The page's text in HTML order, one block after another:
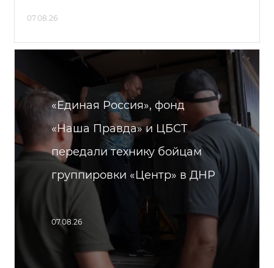
07.08.26
«Единая Россия», фонд
«Наша Правда» и ЦБСТ
передали технику бойцам
группировки «Центр» в ДНР
07.08.26